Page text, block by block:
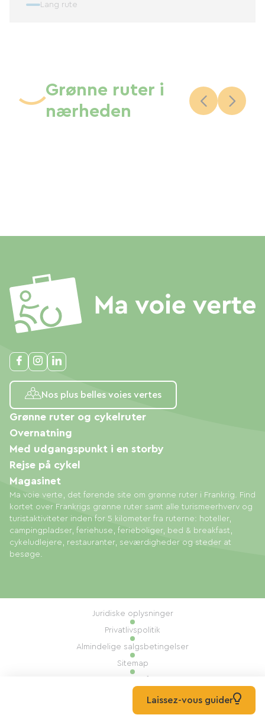
Lang rute
Grønne ruter i
nærheden
Nos plus belles voies vertes
Ma voie verte, det førende site om grønne ruter i Frankrig. Find
kortet over Frankrigs grønne ruter samt alle turismeerhverv og
turistaktiviteter inden for 5 kilometer fra ruterne: hoteller,
campingpladser, feriehuse, ferieboliger, bed & breakfast,
cykeludlejere, restauranter, seværdigheder og steder at
besøge.
Grønne ruter og cykelruter
Overnatning
Med udgangspunkt i en storby
Rejse på cykel
Magasinet
© 2026 Ma Voie Verte Alle rettigheder forbeholdes
Juridiske oplysninger
Privatlivspolitik
Almindelige salgsbetingelser
Sitemap
Udført af: Mill, PrivasLaissez-vous guider